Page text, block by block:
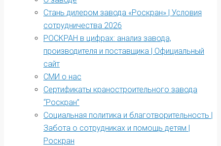
Стань дилером завода «Роскран» | Условия
сотрудничества 2026
РОСКРАН в цифрах: анализ завода,
производителя и поставщика | Официальный
сайт
СМИ о нас
Сертификаты краностроительного завода
“Роскран”
Социальная политика и благотворительность |
Забота о сотрудниках и помощь детям |
Роскран